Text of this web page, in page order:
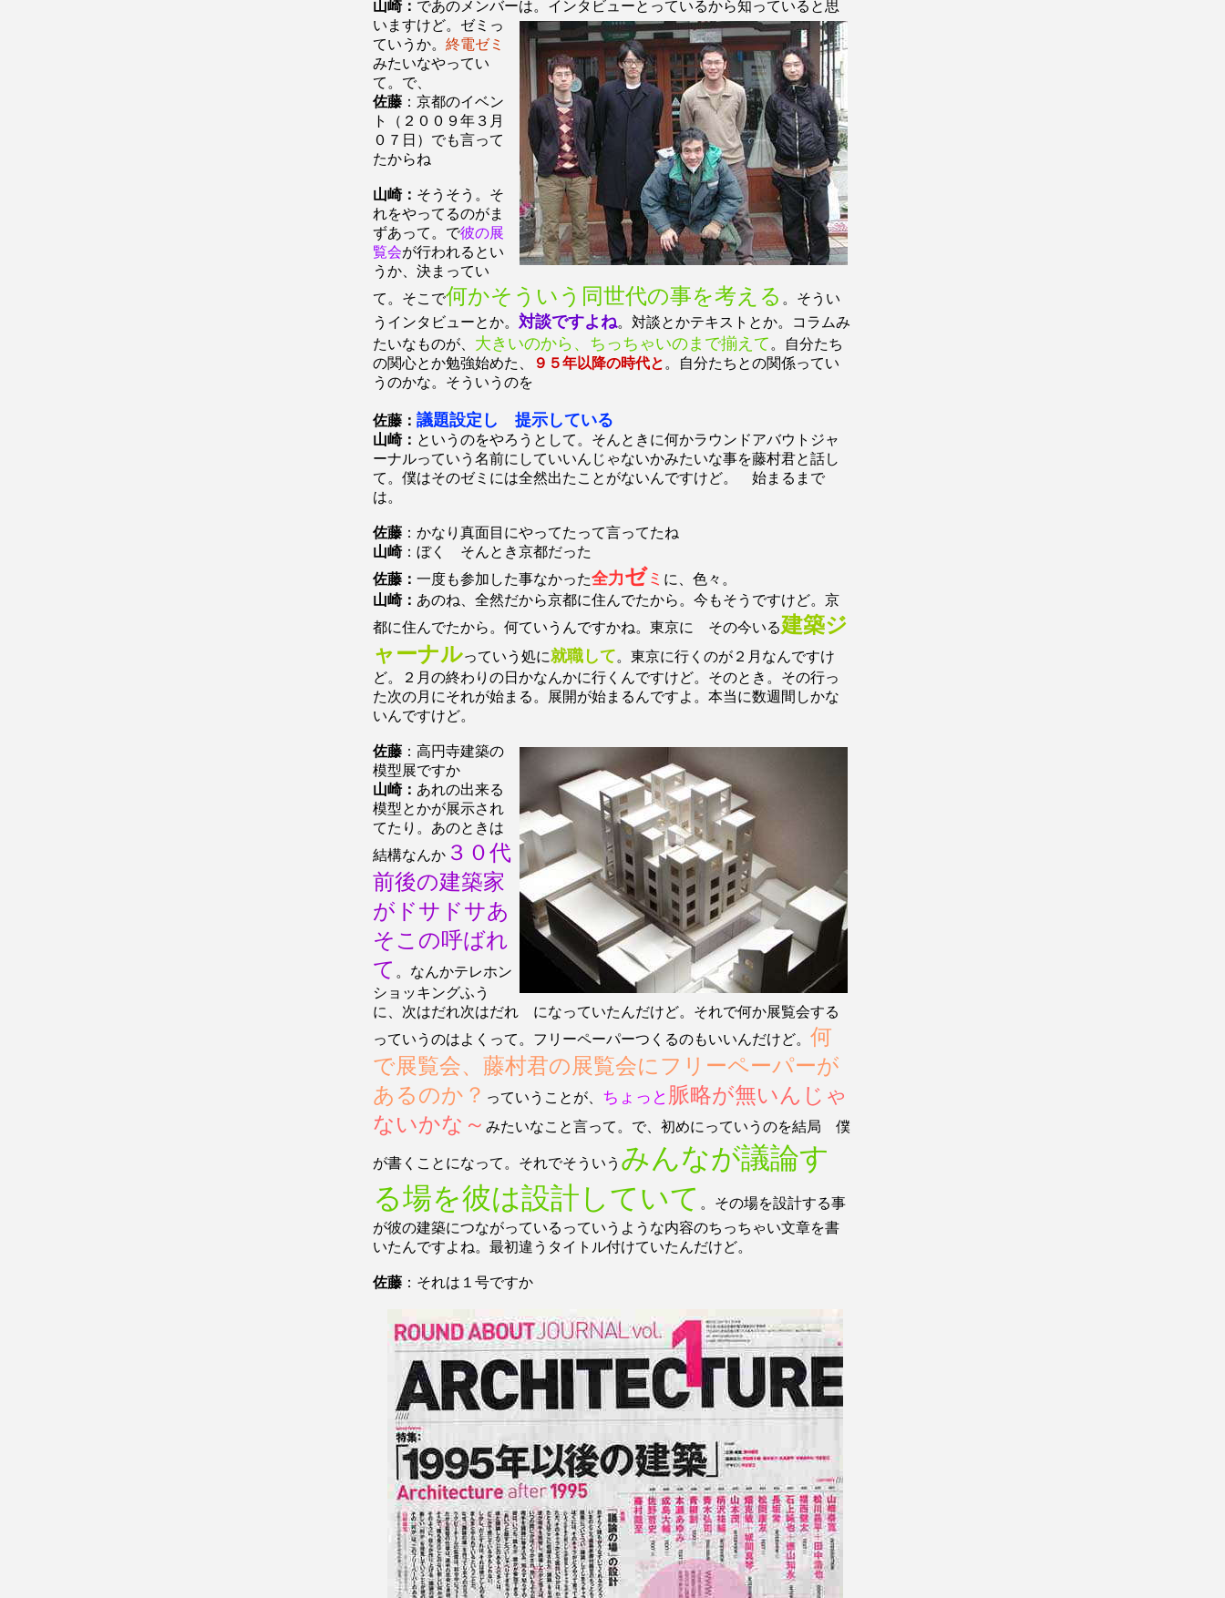
山崎： であのメンバーは。インタビューとっているから知っていると思
いますけど。ゼミっ
ていうか。 終電ゼミ
みたいなやってい
て。で、
佐藤 ：京都のイベン
ト（２００９年３月
０７日）でも言って
たからね
山崎： そうそう。そ
れをやってるのがま
ずあって。で彼の展
覧会が行われるとい
うか、決まってい
て。そこで何かそういう同世代の事を考える 。そうい
うインタビューとか。 対談ですよね。対談とかテキストとか。コラムみ
たいなものが、 大きいのから、ちっちゃいのまで揃えて 。自分たち
の関心とか勉強始めた、
９５年以降の時代と 。自分たちとの関係ってい
うのかな。そういうのを
佐藤： 議題設定し 提示している
山崎： というのをやろうとして。そんときに何かラウンドアバウトジャ
ーナルっていう名前にしていいんじゃないかみたいな事を藤村君と話し
て。僕はそのゼミには全然出たことがないんですけど。 始まるまで
は。
佐藤 ：かなり真面目にやってたって言ってたね
山崎：ぼく そんとき京都だった
佐藤： 一度も参加した事なかった全力ゼ ミ に、色々。
山崎： あのね、全然だから京都に住んでたから。今もそうですけど。京
都に住んでたから。何ていうんですかね。東京に その今いる建築ジ
ャーナルっていう処に就職して。東京に行くのが２月なんですけ
ど。２月の終わりの日かなんかに行くんですけど。そのとき。その行っ
た次の月にそれが始まる。展開が始まるんですよ。本当に数週間しかな
いんですけど。
佐藤 ：高円寺建築の
模型展ですか
山崎： あれの出来る
模型とかが展示され
てたり。あのときは
結構なんか ３０代
前後の建築家
がドサドサあ
そこの呼ばれ
て 。なんかテレホン
ショッキングふう
に、次はだれ次はだれ になっていたんだけど。それで何か展覧会する
っていうのはよくって。フリーペーパーつくるのもいいんだけど。 何
で展覧会、藤村君の展覧会にフリーペーパーが
あるのか？ っていうことが、 ちょっと 脈略が無いんじゃ
ないかな～ みたいなこと言って。で、初めにっていうのを結局 僕
が書くことになって。それでそういう みんなが議論す
る場を彼は設計していて 。その場を設計する事
が彼の建築につながっているっていうような内容のちっちゃい文章を書
いたんですよね。最初違うタイトル付けていたんだけど。
佐藤 ：それは１号ですか